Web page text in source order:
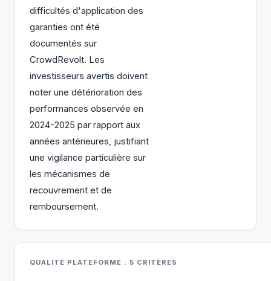
difficultés d'application des
garanties ont été
documentés sur
CrowdRevolt. Les
investisseurs avertis doivent
noter une détérioration des
performances observée en
2024-2025 par rapport aux
années antérieures, justifiant
une vigilance particulière sur
les mécanismes de
recouvrement et de
remboursement.
QUALITÉ PLATEFORME : 5 CRITÈRES